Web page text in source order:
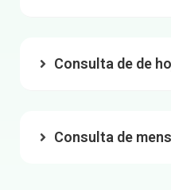
Consulta de de
Consulta de